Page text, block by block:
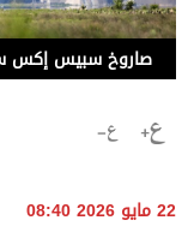
22 مايو 2026 08:40
ألغت شركة سبيس
عشر من طراز
الجمعة.